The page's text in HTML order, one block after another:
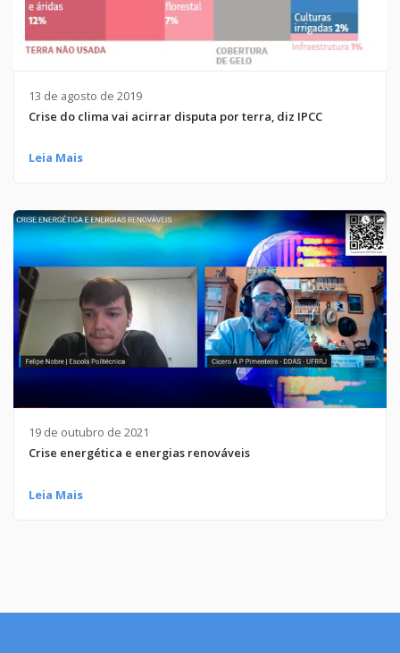
13 de agosto de 2019
Crise do clima vai acirrar disputa por terra, diz IPCC
Leia Mais
19 de outubro de 2021
Crise energética e energias renováveis
Leia Mais